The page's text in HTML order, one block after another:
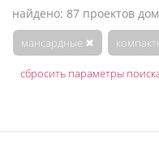
найдено: 87 проектов
мансардные ✖
сбросить параметры